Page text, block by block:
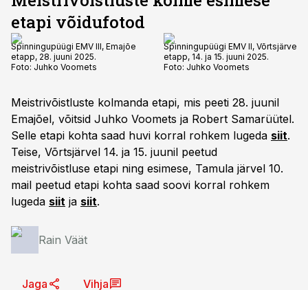
etapi võidufotod
Spinningupüügi EMV III, Emajõe
etapp, 28. juuni 2025.
Foto: Juhko Voomets
Spinningupüügi EMV II, Võrtsjärve
etapp, 14. ja 15. juuni 2025.
Foto: Juhko Voomets
Meistrivõistluste kolmanda etapi, mis peeti 28. juunil
Emajõel, võitsid Juhko Voomets ja Robert Samarüütel.
Selle etapi kohta saad huvi korral rohkem lugeda siit.
Teise, Võrtsjärvel 14. ja 15. juunil peetud
meistrivõistluse etapi ning esimese, Tamula järvel 10.
mail peetud etapi kohta saad soovi korral rohkem
lugeda siit ja siit.
Rain Väät
Jaga Vihja